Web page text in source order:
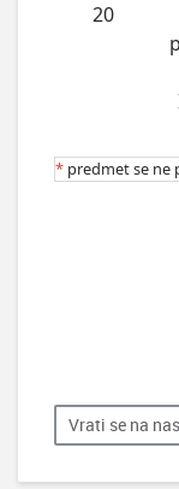
20
* predmet se ne
Vrati se na